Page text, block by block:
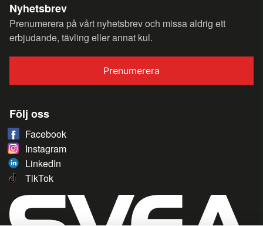
Nyhetsbrev
Prenumerera på vårt nyhetsbrev och missa aldrig ett
erbjudande, tävling eller annat kul.
Prenumerera
Följ oss
Facebook
Instagram
LinkedIn
TikTok